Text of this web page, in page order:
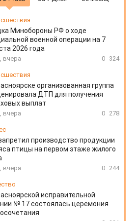
Минобороны РФ о ходе
военной операции на 7
2026 года
вчера 0 324
организованная группа
ДТП для получения
выплат
вчера 0 278
производство продукции
птицы на первом этаже жилого
вчера 0 244
исправительной
№ 17 состоялась церемония